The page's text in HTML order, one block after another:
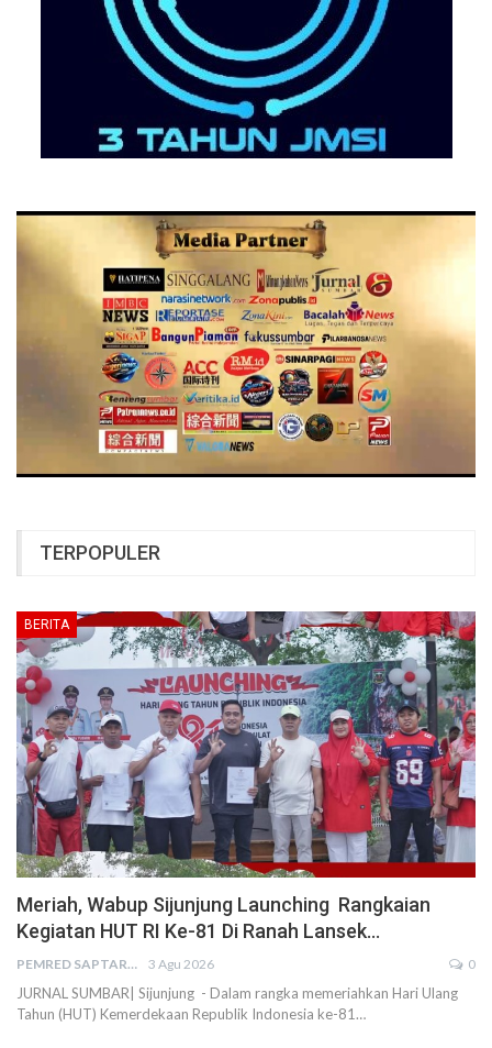
TERPOPULER
BERITA
Meriah, Wabup Sijunjung Launching Rangkaian
Kegiatan HUT RI Ke-81 Di Ranah Lansek…
PEMRED SAPTARIUS 3 Agu 2026 0
JURNAL SUMBAR| Sijunjung - Dalam rangka memeriahkan Hari Ulang
Tahun (HUT) Kemerdekaan Republik Indonesia ke-81…